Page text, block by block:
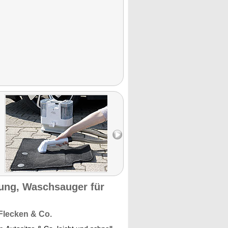
Waschsauger für
& Co.